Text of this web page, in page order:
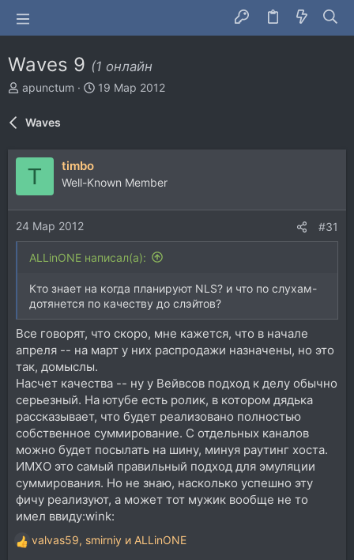
Waves 9 (1 онлайн
А
т
р
т
apunctum
Д
н
19 Мар 2012
Waves
T timbo
Well-Known Member
24 Мар 2012 #31
ALLinONE написал(а):
Кто знает на когда планируют NLS? и что по слухам-
дотянется по качеству до слэйтов?
Все говорят, что скоро, мне кажется, что в начале
апреля -- на март у них распродажи назначены, но это
так, домыслы.
Насчет качества -- ну у Вейвсов подход к делу обычно
серьезный. На ютубе есть ролик, в котором дядька
рассказывает, что будет реализовано полностью
собственное суммирование. С отдельных каналов
можно будет посылать на шину, минуя раутинг хоста.
ИМХО это самый правильный подход для эмуляции
суммирования. Но не знаю, насколько успешно эту
фичу реализуют, а может тот мужик вообще не то
имел ввиду:wink:
Р
valvas59, smirniy и ALLinONE